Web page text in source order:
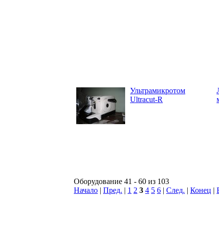
Ультрамикротом
Ultracut-R
Оборудование 41 - 60 из 103
Начало | Пред. | 1 2 3 4 5 6 | След. | Конец |